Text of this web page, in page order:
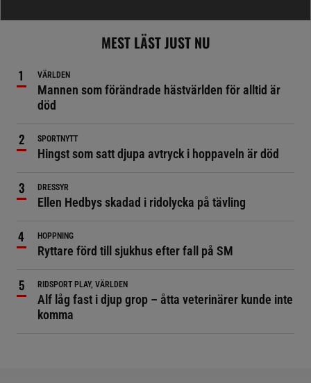
MEST LÄST JUST NU
VÄRLDEN
Mannen som förändrade hästvärlden för alltid är
död
SPORTNYTT
Hingst som satt djupa avtryck i hoppaveln är död
DRESSYR
Ellen Hedbys skadad i ridolycka på tävling
HOPPNING
Ryttare förd till sjukhus efter fall på SM
RIDSPORT PLAY, VÄRLDEN
Alf låg fast i djup grop – åtta veterinärer kunde inte
komma